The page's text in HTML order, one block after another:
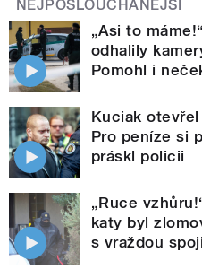
NEJPOSLOUCHANĚJŠÍ
„Asi to
odhalily
Pomohl i
Kuciak
Pro peníze si
práskl policii
„Ruce
katy byl
s vraždou